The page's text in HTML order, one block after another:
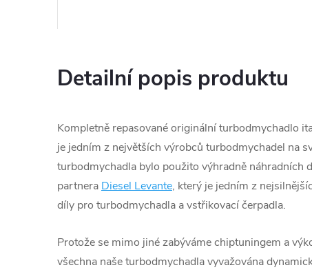
Detailní popis produktu
Kompletně repasované originální turbodmychadlo
je jedním z největších výrobců turbodmychadel na
turbodmychadla bylo použito výhradně náhradních
partnera Diesel Levante, který je jedním z
díly pro turbodmychadla a vstřikovací čerpadla.
Protože se mimo jiné zabýváme chiptuningem a
všechna naše turbodmychadla vyvažována